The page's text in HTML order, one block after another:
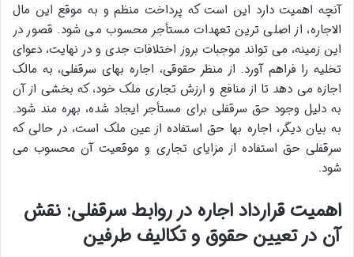
آنچه اهمیت دارد این است که پرداخت منظم و به موقع این مال
الاجاره، از اصلی ترین تعهدات مستأجر محسوب می شود. قصور در
این زمینه، می تواند موجبات بروز اختلافات جدی و در نهایت، دعوای
تخلیه را فراهم آورد. از منظر حقوقی، اجاره بهای سرقفلی، به مالک
اجازه می دهد تا از منافع و ارزش تجاری ملک خود، که بخشی از آن
به دلیل وجود حق سرقفلی برای مستأجر ایجاد شده، بهره مند شود.
به بیان دیگر، اجاره بها حق استفاده از عین ملک است، در حالی که
سرقفلی حق استفاده از مزایای تجاری و موقعیت آن محسوب می
شود.
اهمیت قرارداد اجاره در روابط سرقفلی: نقش
آن در تعیین حقوق و تکالیف طرفین